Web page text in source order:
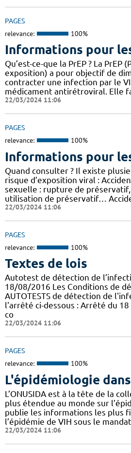
PAGES
relevance: 100%
Informations pour
Qu’est-ce-que la PrEP ? La PrEP
exposition) a pour objectif de
contracter une infection par le
médicament antirétroviral. Elle
22/03/2024 11:06
PAGES
relevance: 100%
Informations pour
Quand consulter ? Il existe
risque d’exposition viral :
sexuelle : rupture de
utilisation de préservatif…
22/03/2024 11:06
PAGES
relevance: 100%
Textes de lois
Autotest de détection de
18/08/2016 Les Conditions de
AUTOTESTS de détection de
l'arrêté ci-dessous : Arrêté du
co
22/03/2024 11:06
PAGES
relevance: 100%
L'épidémiologie
L’ONUSIDA est à la tête de la
plus étendue au monde sur
publie les informations les plus
l’épidémie de VIH sous le
22/03/2024 11:06